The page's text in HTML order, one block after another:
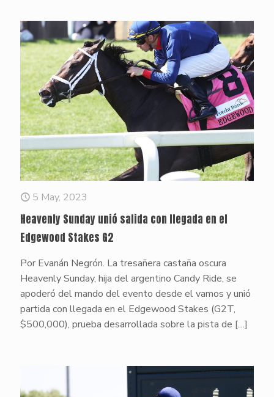
5 May, 2023
Heavenly Sunday unió salida con llegada en el
Edgewood Stakes G2
Por Evanán Negrón. La tresañera castaña oscura
Heavenly Sunday, hija del argentino Candy Ride, se
apoderó del mando del evento desde el vamos y unió
partida con llegada en el Edgewood Stakes (G2T,
$500,000), prueba desarrollada sobre la pista de […]